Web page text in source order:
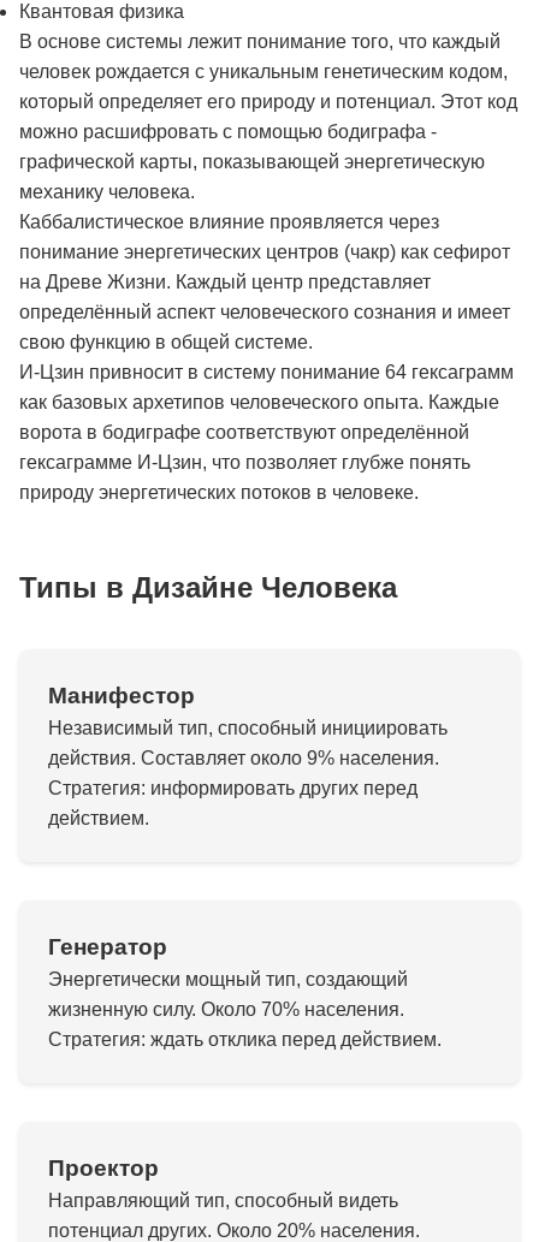
Квантовая физика
В основе системы лежит понимание того, что каждый
человек рождается с уникальным генетическим кодом,
который определяет его природу и потенциал. Этот код
можно расшифровать с помощью бодиграфа -
графической карты, показывающей энергетическую
механику человека.
Каббалистическое влияние проявляется через
понимание энергетических центров (чакр) как сефирот
на Древе Жизни. Каждый центр представляет
определённый аспект человеческого сознания и имеет
свою функцию в общей системе.
И-Цзин привносит в систему понимание 64 гексаграмм
как базовых архетипов человеческого опыта. Каждые
ворота в бодиграфе соответствуют определённой
гексаграмме И-Цзин, что позволяет глубже понять
природу энергетических потоков в человеке.
Типы в Дизайне Человека
Манифестор
Независимый тип, способный инициировать
действия. Составляет около 9% населения.
Стратегия: информировать других перед
действием.
Генератор
Энергетически мощный тип, создающий
жизненную силу. Около 70% населения.
Стратегия: ждать отклика перед действием.
Проектор
Направляющий тип, способный видеть
потенциал других. Около 20% населения.